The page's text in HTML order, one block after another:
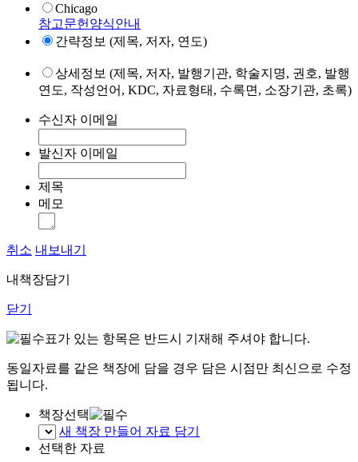
Chicago
참고문헌양식안내
간략정보 (제목, 저자, 연도)
상세정보 (제목, 저자, 발행기관, 학술지명, 권호, 발행
연도, 작성언어, KDC, 자료형태, 수록면, 소장기관, 초록)
수신자 이메일
발신자 이메일
제목
메모
취소 내보내기
내책장담기
닫기
표가 있는 항목은 반드시 기재해 주셔야 합니다.
동일자료를 같은 책장에 담을 경우 담은 시점만 최신으로 수정
됩니다.
책장선택
새 책장 만들어 자료 담기
선택한 자료